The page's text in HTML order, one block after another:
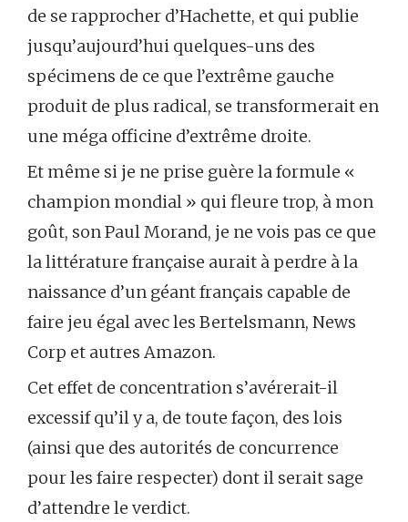
de se rapprocher d’Hachette, et qui publie
jusqu’aujourd’hui quelques-uns des
spécimens de ce que l’extrême gauche
produit de plus radical, se transformerait en
une méga officine d’extrême droite.
Et même si je ne prise guère la formule «
champion mondial » qui fleure trop, à mon
goût, son Paul Morand, je ne vois pas ce que
la littérature française aurait à perdre à la
naissance d’un géant français capable de
faire jeu égal avec les Bertelsmann, News
Corp et autres Amazon.
Cet effet de concentration s’avérerait-il
excessif qu’il y a, de toute façon, des lois
(ainsi que des autorités de concurrence
pour les faire respecter) dont il serait sage
d’attendre le verdict.